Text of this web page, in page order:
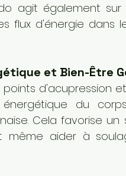
agit également
flux d'énergie
et Bien-Être
points d'acupression
énergétique du
Cela favorise
même aider à